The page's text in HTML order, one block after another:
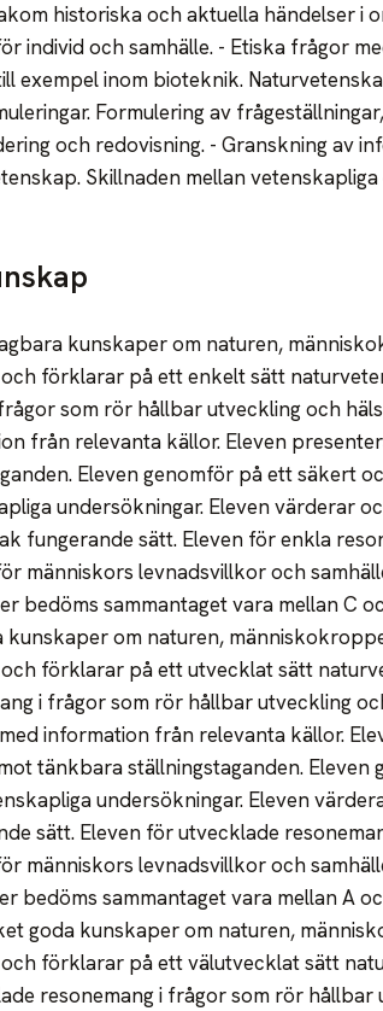
historiska och aktuella händelser i
individ och samhälle. - Etiska frågor
exempel inom bioteknik.
Formulering av
och redovisning. - Granskning av
Skillnaden mellan
kunskaper om naturen,
förklarar på ett enkelt sätt
som rör hållbar utveckling och
från relevanta källor. Eleven
Eleven genomför på ett säkert
undersökningar. Eleven värderar
fungerande sätt. Eleven för enkla
människors levnadsvillkor och
bedöms sammantaget vara mellan C
kunskaper om naturen,
förklarar på ett utvecklat sätt
i frågor som rör hållbar utveckling
information från relevanta källor.
tänkbara ställningstaganden. Eleven
undersökningar. Eleven
sätt. Eleven för utvecklade
människors levnadsvillkor och
bedöms sammantaget vara mellan A
goda kunskaper om naturen,
förklarar på ett välutvecklat sätt
resonemang i frågor som rör hållbar